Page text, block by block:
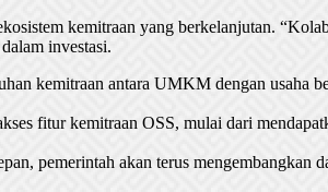
kemitraan yang berkelanjutan.
investasi.
kemitraan antara UMKM dengan usaha
fitur kemitraan OSS, mulai dari
pemerintah akan terus